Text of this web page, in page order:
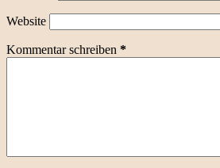
Website
Kommentar schreiben *